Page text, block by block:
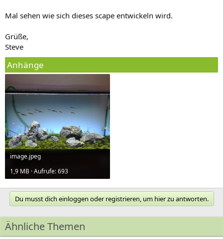
Mal sehen wie sich dieses scape entwickeln wird.
Grüße,
Steve
Anhänge
image.jpeg
1,9 MB · Aufrufe: 693
Du musst dich einloggen oder registrieren, um hier zu antworten.
Ähnliche Themen